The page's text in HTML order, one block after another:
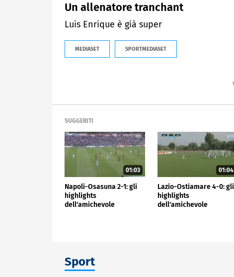
Un allenatore tranchant
Luis Enrique è già super
MEDIASET SPORTMEDIASET
SUGGERITI
01:03
Napoli-Osasuna 2-1: gli
highlights
dell'amichevole
01:04
Lazio-Ostiamare 4-0: gli
highlights
dell'amichevole
Sport